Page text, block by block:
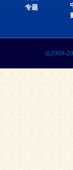
专题
◎2009-